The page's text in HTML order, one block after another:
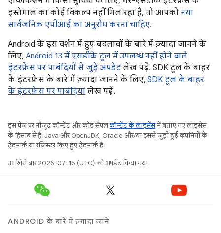
इस्तेमाल का कोई विकल्प नहीं मिल रहा है, तो आपको नया
सार्वजनिक एपीआई का अनुरोध करना चाहिए.
Android के इस वर्शन में हुए बदलावों के बारे में ज़्यादा जानने के
लिए, Android 13 में एसडीके टूल में उपलब्ध नहीं होने वाले
इंटरफ़ेस पर पाबंदियों से जुड़े अपडेट लेख पढ़ें. SDK टूल के बाहर
के इंटरफ़ेस के बारे में ज़्यादा जानने के लिए, SDK टूल के बाहर
के इंटरफ़ेस पर पाबंदियां लेख पढ़ें.
इस पेज पर मौजूद कॉन्टेंट और कोड सैंपलकॉन्टेंट के लाइसेंसमें बताए गए लाइसेंस
के हिसाब से हैं. Java और OpenJDK, Oracle और/या इससे जुड़ी हुई कंपनियों के
ट्रेडमार्क या रजिस्टर किए हुए ट्रेडमार्क हैं.
आखिरी बार 2026-07-15 (UTC) को अपडेट किया गया.
ANDROID के बारे में ज़्यादा जानें